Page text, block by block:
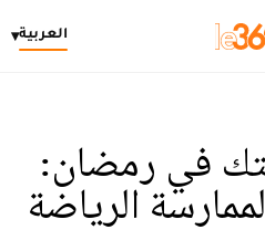
العربية▾
في رمضان:
الرياضة